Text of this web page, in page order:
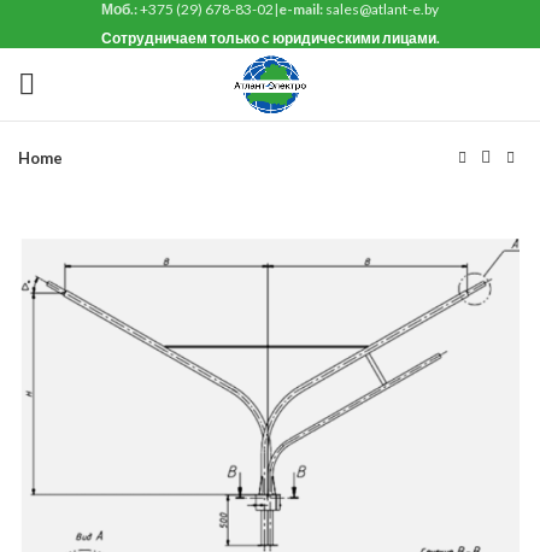
Моб.:+375 (29) 678-83-02 |e-mail: sales@atlant-e.by
Сотрудничаем только с юридическими лицами.
Home